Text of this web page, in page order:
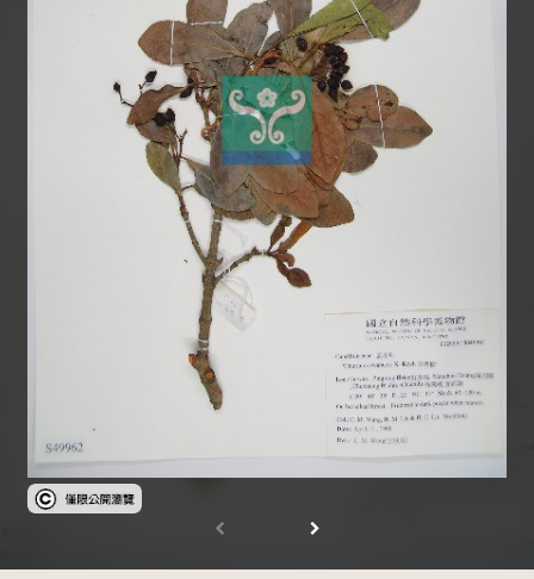
受著作權法保護-僅限於本平台有限度公開瀏覽